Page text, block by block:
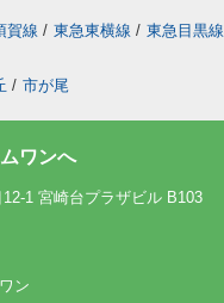
賀線 / 東急東横線 / 東急目黒線
/ 市が尾
ワンへ
1 宮崎台プラザビル B103
ン